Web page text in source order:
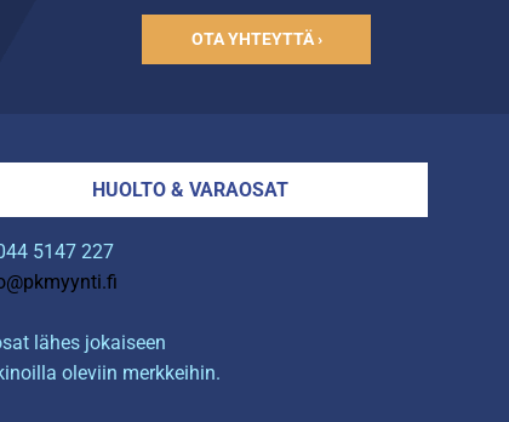
OTA YHTEYTTÄ ›
HUOLTO & VARAOSAT
5147 227
lähes jokaiseen
oleviin merkkeihin.